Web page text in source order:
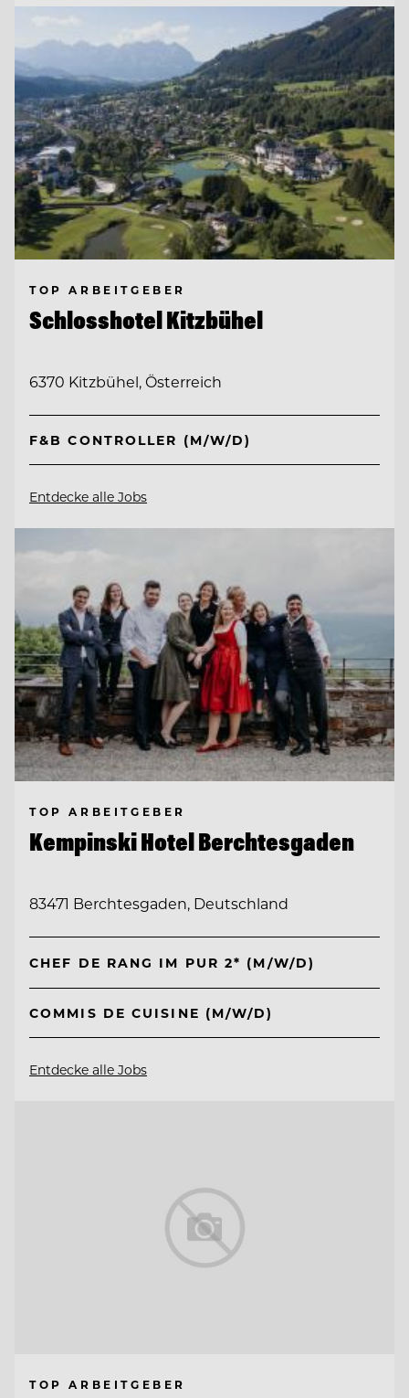
TOP ARBEITGEBER
Schlosshotel Kitzbühel
6370 Kitzbühel, Österreich
F&B CONTROLLER (M/W/D)
Entdecke alle Jobs
TOP ARBEITGEBER
Kempinski Hotel Berchtesgaden
83471 Berchtesgaden, Deutschland
CHEF DE RANG IM PUR 2* (M/W/D)
COMMIS DE CUISINE (M/W/D)
Entdecke alle Jobs
TOP ARBEITGEBER